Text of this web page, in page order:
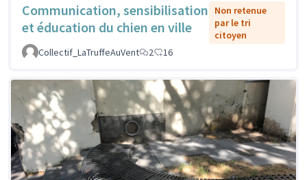
Communication, sensibilisation
et éducation du chien en ville
Non retenue
par le tri
citoyen
Collectif_LaTruffeAuVent
2 16